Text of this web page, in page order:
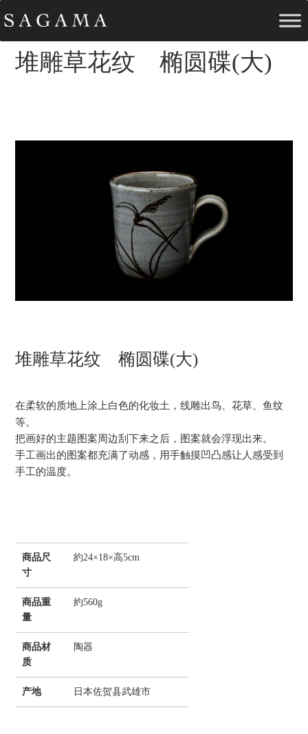
堆雕草花纹 椭圆碟(大)
堆雕草花纹 椭圆碟(大)
在柔软的质地上涂上白色的化妆土，线雕出鸟、花草、鱼纹
等。
把画好的主题图案周边刮下来之后，图案就会浮现出来。
手工画出的图案都充满了动感，用手触摸凹凸感让人感受到
手工的温度。
商品尺
寸
約24×18×高5cm
商品重
量
約560g
商品材
质
陶器
产地 日本佐贺县武雄市